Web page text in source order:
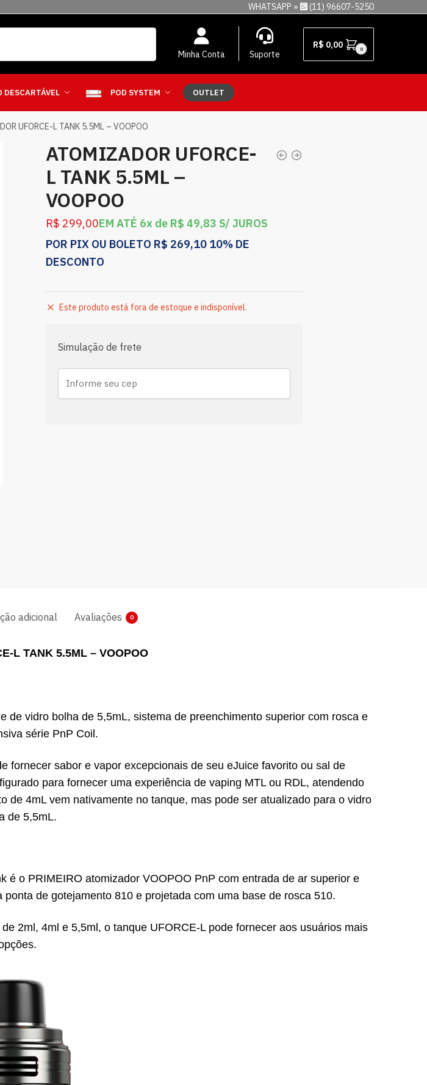
WHATSAPP » (11) 96607-5250
Minha Conta Suporte
R$ 0,00 0
DESCARTÁVEL POD SYSTEM OUTLET
UFORCE-L TANK 5.5ML – VOOPOO
ATOMIZADOR UFORCE-
L TANK 5.5ML –
VOOPOO
R$ 299,00EM ATÉ 6x de R$ 49,83 S/ JUROS
POR PIX OU BOLETO R$ 269,10 10% DE
DESCONTO
Este produto está fora de estoque e indisponível.
Simulação de frete
adicional Avaliações 0
L TANK 5.5ML – VOOPOO
vidro bolha de 5,5mL, sistema de preenchimento superior com rosca e
série PnP Coil.
fornecer sabor e vapor excepcionais de seu eJuice favorito ou sal de
para fornecer uma experiência de vaping MTL ou RDL, atendendo
4mL vem nativamente no tanque, mas pode ser atualizado para o vidro
de 5,5mL.
é o PRIMEIRO atomizador VOOPOO PnP com entrada de ar superior e
de gotejamento 810 e projetada com uma base de rosca 510.
2ml, 4ml e 5,5ml, o tanque UFORCE-L pode fornecer aos usuários mais